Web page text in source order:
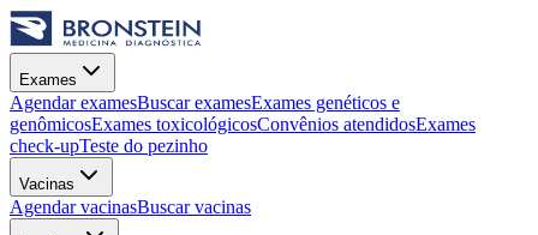
Exames
Agendar examesBuscar examesExames genéticos e
genômicosExames toxicológicosConvênios atendidosExames
check-upTeste do pezinho
Vacinas
Agendar vacinasBuscar vacinas